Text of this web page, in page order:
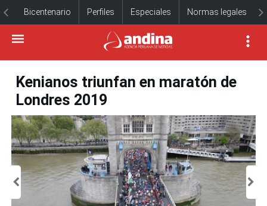
Bicentenario Perfiles Especiales Normas legales
Kenianos triunfan en maratón de
Londres 2019